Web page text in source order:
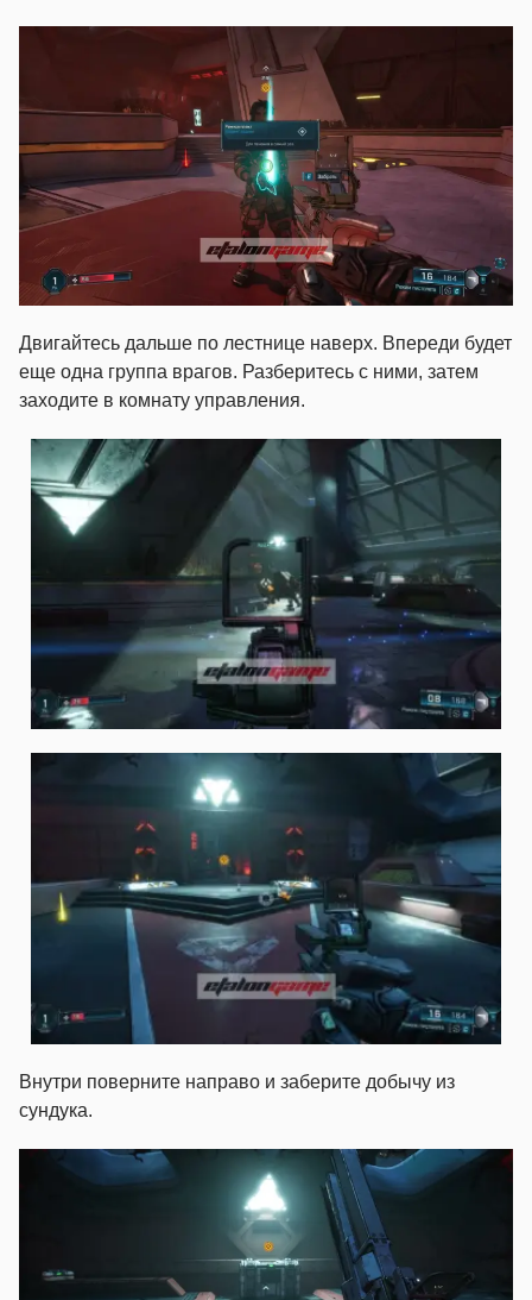
Двигайтесь дальше по лестнице наверх. Впереди будет
еще одна группа врагов. Разберитесь с ними, затем
заходите в комнату управления.
Внутри поверните направо и заберите добычу из
сундука.